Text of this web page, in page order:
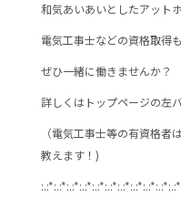
和気あいあいとしたアット
電気工事士などの資格取得
ぜひ一緒に働きませんか？
詳しくはトップページの左
（電気工事士等の有資格者
教えます！)